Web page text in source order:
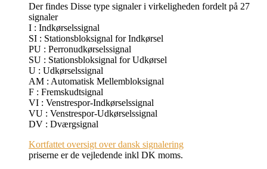
Der findes Disse type signaler i virkeligheden fordelt på 27
signaler
I : Indkørselssignal
SI : Stationsbloksignal for Indkørsel
PU : Perronudkørselssignal
SU : Stationsbloksignal for Udkørsel
U : Udkørselssignal
AM : Automatisk Mellembloksignal
F : Fremskudtsignal
VI : Venstrespor-Indkørselssignal
VU : Venstrespor-Udkørselssignal
DV : Dværgsignal
Kortfattet oversigt over dansk signalering
priserne er de vejledende inkl DK moms.